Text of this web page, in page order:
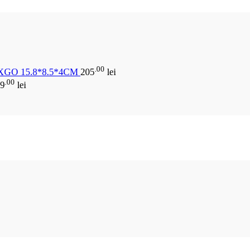
15.8*8.5*4CM 205 .00 lei
.00 lei